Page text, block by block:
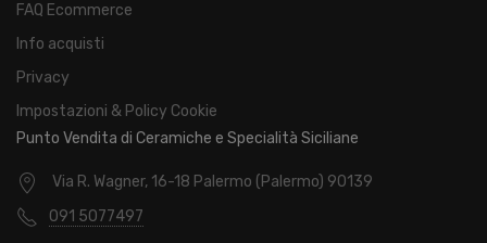
FAQ Ecommerce
Info acquisti
Privacy
Impostazioni & Policy Cookie
Punto Vendita di Ceramiche e Specialità Siciliane
Via R. Wagner, 16-18 Palermo (Palermo) 90139
091 5077497